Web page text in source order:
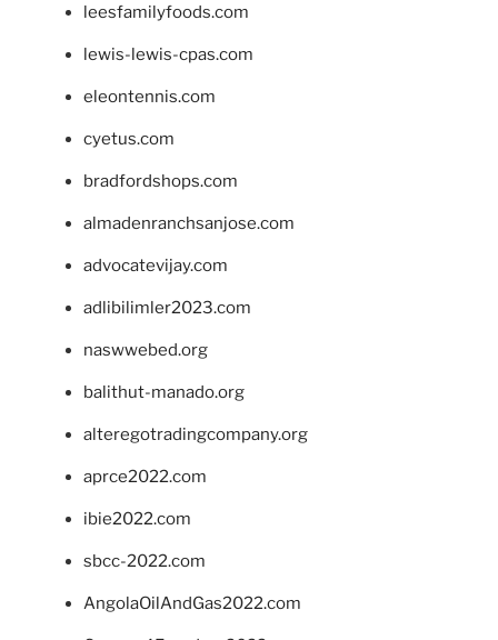
leesfamilyfoods.com
lewis-lewis-cpas.com
eleontennis.com
cyetus.com
bradfordshops.com
almadenranchsanjose.com
advocatevijay.com
adlibilimler2023.com
naswwebed.org
balithut-manado.org
alteregotradingcompany.org
aprce2022.com
ibie2022.com
sbcc-2022.com
AngolaOilAndGas2022.com